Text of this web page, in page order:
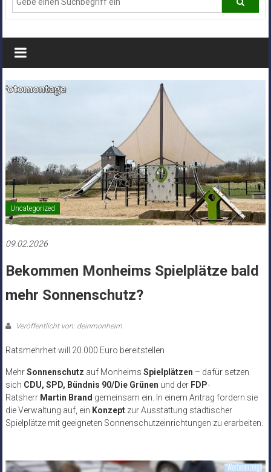
Deiner
Stadt
Monheim
Uncategorized
09.02.2026
Bekommen Monheims Spielplätze bald
mehr Sonnenschutz?
Veröffentlicht von: deinmonheim
Ratsmehrheit will 20.000 Euro bereitstellen
MehrSonnenschutz auf Monheims Spielplätzen – dafür setzen
sich CDU, SPD, Bündnis 90/Die Grünen und der FDP-
Ratsherr Martin Brand gemeinsam ein. In einem Antrag fordern sie
die Verwaltung auf, ein Konzeptzur Ausstattung städtischer
Spielplätze mit geeigneten Sonnenschutzeinrichtungen zu erarbeiten.